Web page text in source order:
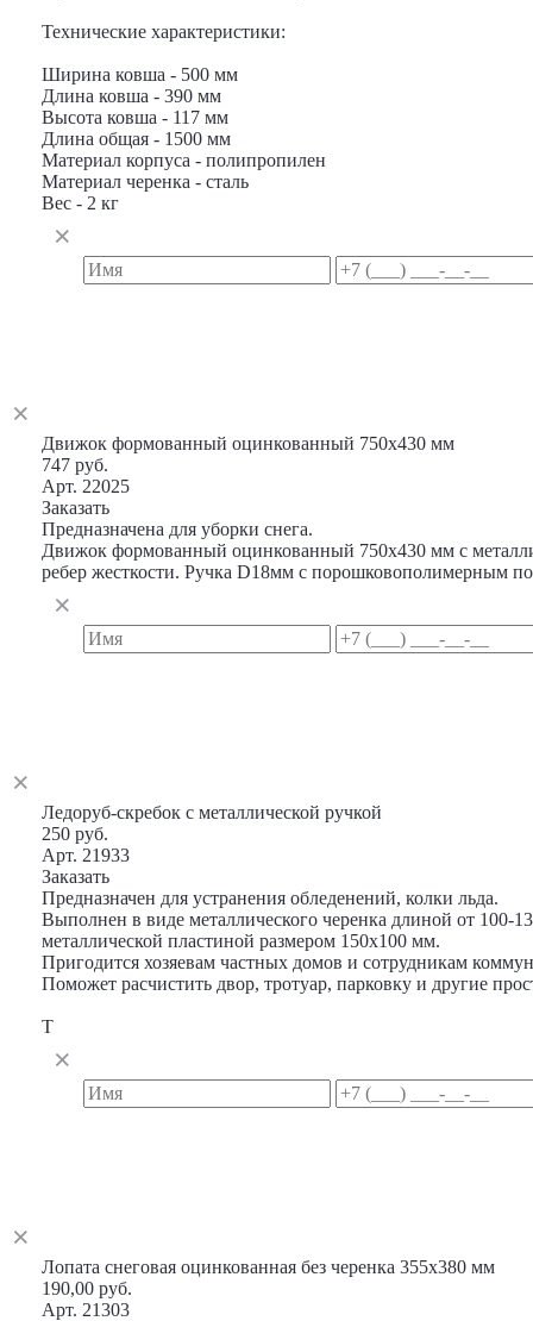
Технические характеристики:
Ширина ковша - 500 мм
Длина ковша - 390 мм
Высота ковша - 117 мм
Длина общая - 1500 мм
Материал корпуса - полипропилен
Материал черенка - сталь
Вес - 2 кг
Движок формованный оцинкованный 750х430 мм
747 руб.
Арт. 22025
Заказать
Предназначена для уборки снега.
Движок формованный оцинкованный 750х430 мм с
ребер жесткости. Ручка D18мм с порошковополимерным
Ледоруб-скребок с металлической ручкой
250 руб.
Арт. 21933
Заказать
Предназначен для устранения обледенений, колки льда.
Выполнен в виде металлического черенка длиной от 100-
металлической пластиной размером 150х100 мм.
Пригодится хозяевам частных домов и сотрудникам
Поможет расчистить двор, тротуар, парковку и другие
Т
Лопата снеговая оцинкованная без черенка 355х380 мм
190,00 руб.
Арт. 21303